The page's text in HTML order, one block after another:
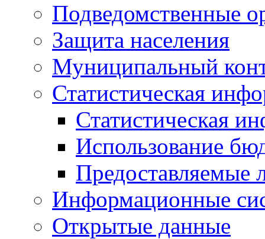
Подведомственные
Защита населения
Муниципальный
Статистическая
Статистическая
Использование
Предоставляемые
Информационные
Открытые данные